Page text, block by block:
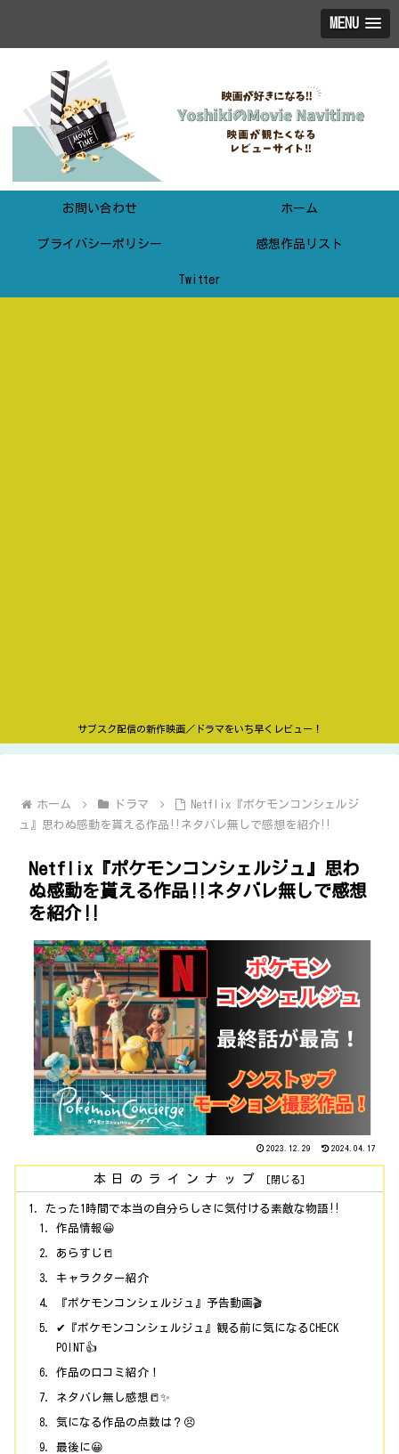
MENU
お問い合わせ ホーム
プライバシーポリシー 感想作品リスト
Twitter
サブスク配信の新作映画／ドラマをいち早くレビュー！
ホーム ドラマ
Netflix『ポケモンコンシェルジ
ュ』思わぬ感動を貰える作品‼ネタバレ無しで感想を紹介‼
Netflix『ポケモンコンシェルジュ』思わ
ぬ感動を貰える作品‼ネタバレ無しで感想
を紹介‼
2023.12.29 2024.04.17
本日のラインナップ
たった1時間で本当の自分らしさに気付ける素敵な物語‼
作品情報😀
あらすじ📒
キャラクター紹介
『ポケモンコンシェルジュ』予告動画🎬
✔『ポケモンコンシェルジュ』観る前に気になるCHECK
POINT👍
作品の口コミ紹介！
ネタバレ無し感想📒✨
気になる作品の点数は？😣
最後に😀